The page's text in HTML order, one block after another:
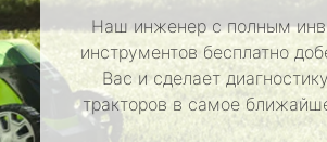
Наш инженер с полным
инструментов бесплатно
Вас и сделает
тракторов в самое